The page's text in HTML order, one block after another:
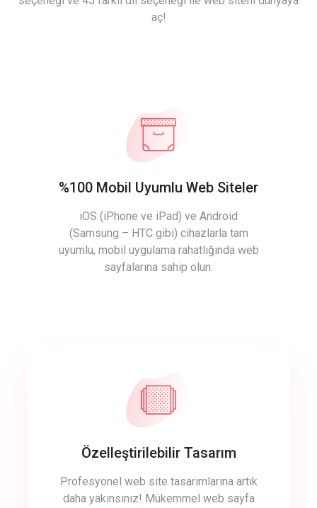
aç!
%100 Mobil Uyumlu Web Siteler
iOS (iPhone ve iPad) ve Android
(Samsung – HTC gibi) cihazlarla tam
uyumlu, mobil uygulama rahatlığında web
sayfalarına sahip olun.
Özelleştirilebilir Tasarım
Profesyonel web site tasarımlarına artık
daha yakınsınız! Mükemmel web sayfa